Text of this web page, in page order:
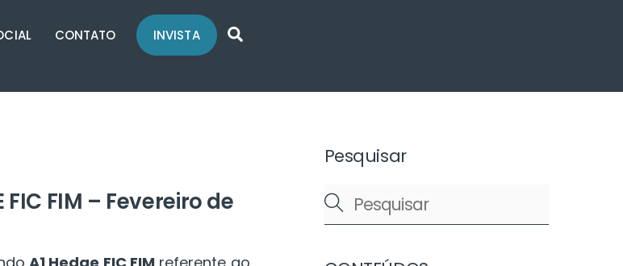
Search
CONTATO INVISTA
FIM – Fevereiro de
Pesquisar